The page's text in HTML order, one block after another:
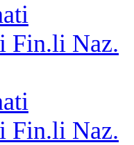
Fin.li Naz.
Fin.li Naz.